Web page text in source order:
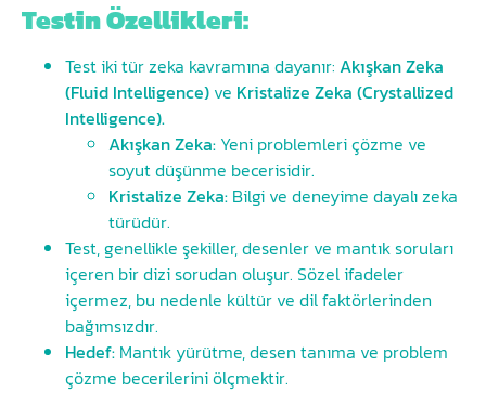
Testin Özellikleri:
Test iki tür zeka kavramına dayanır: Akışkan Zeka
(Fluid Intelligence) ve Kristalize Zeka (Crystallized
Intelligence).
Akışkan Zeka: Yeni problemleri çözme ve
soyut düşünme becerisidir.
Kristalize Zeka: Bilgi ve deneyime dayalı zeka
türüdür.
Test, genellikle şekiller, desenler ve mantık soruları
içeren bir dizi sorudan oluşur. Sözel ifadeler
içermez, bu nedenle kültür ve dil faktörlerinden
bağımsızdır.
Hedef: Mantık yürütme, desen tanıma ve problem
çözme becerilerini ölçmektir.